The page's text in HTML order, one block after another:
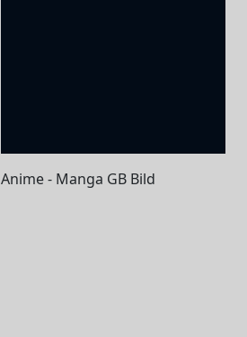
Anime - Manga GB Bild